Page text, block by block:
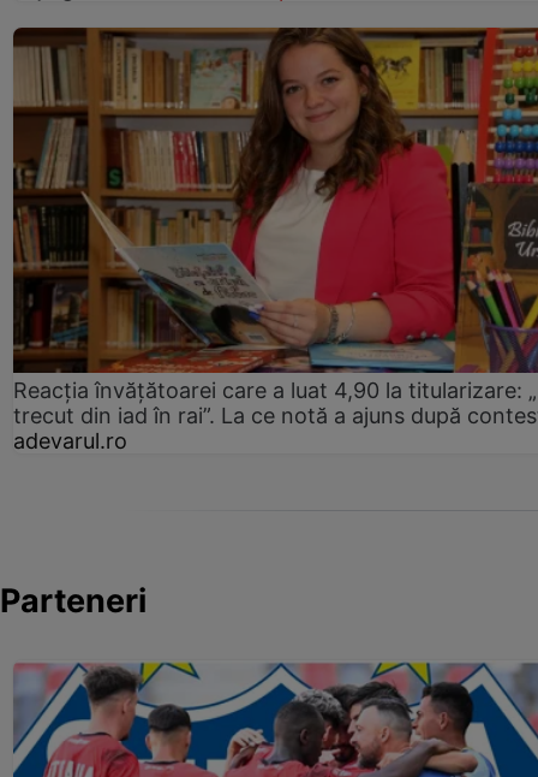
Reacția învățătoarei care a luat 4,90 la titularizare:
trecut din iad în rai”. La ce notă a ajuns după
adevarul.ro
Parteneri